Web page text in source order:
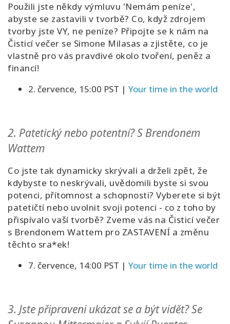
Použili jste někdy výmluvu 'Nemám peníze',
abyste se zastavili v tvorbě? Co, když zdrojem
tvorby jste VY, ne peníze? Připojte se k nám na
Čisticí večer se Simone Milasas a zjistěte, co je
vlastně pro vás pravdivé okolo tvoření, peněz a
financí!
2. července, 15:00 PST | Your time in the world
2. Patetický nebo potentní? S Brendonem
Wattem
Co jste tak dynamicky skrývali a drželi zpět, že
kdybyste to neskrývali, uvědomili byste si svou
potenci, přítomnost a schopnosti? Vyberete si být
patetičtí nebo uvolnit svoji potenci - co z toho by
přispívalo vaší tvorbě? Zveme vás na Čisticí večer
s Brendonem Wattem pro ZASTAVENÍ a změnu
těchto sra*ek!
7. července, 14:00 PST | Your time in the world
3. Jste připraveni ukázat se a být vidět? Se